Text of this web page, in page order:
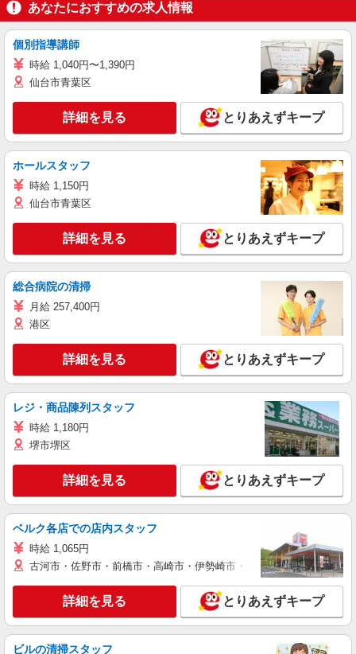
あなたにおすすめの求人情報
個別指導講師
時給 1,040円〜1,390円
仙台市青葉区
詳細を見る とりあえずキープ
ホールスタッフ
時給 1,150円
仙台市青葉区
詳細を見る とりあえずキープ
総合病院の清掃
月給 257,400円
港区
詳細を見る とりあえずキープ
レジ・商品陳列スタッフ
時給 1,180円
堺市堺区
詳細を見る とりあえずキープ
ベルク各店での店内スタッフ
時給 1,065円
古河市・佐野市・前橋市・高崎市・伊勢崎市・太田市・館林市・藤
詳細を見る とりあえずキープ
ビルの清掃スタッフ